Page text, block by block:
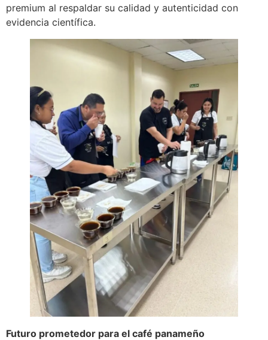
premium al respaldar su calidad y autenticidad con
evidencia científica.
Futuro prometedor para el café panameño